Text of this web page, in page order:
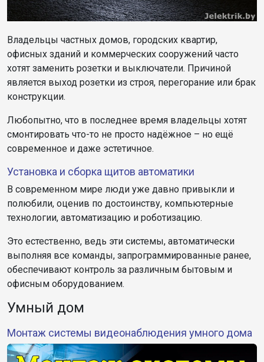
Владельцы частных домов, городских квартир,
офисных зданий и коммерческих сооружений часто
хотят заменить розетки и выключатели. Причиной
является выход розетки из строя, перегорание или брак
конструкции.
Любопытно, что в последнее время владельцы хотят
смонтировать что-то не просто надёжное – но ещё
современное и даже эстетичное.
Установка и сборка щитов автоматики
В современном мире люди уже давно привыкли и
полюбили, оценив по достоинству, компьютерные
технологии, автоматизацию и роботизацию.
Это естественно, ведь эти системы, автоматически
выполняя все команды, запрограммированные ранее,
обеспечивают контроль за различным бытовым и
офисным оборудованием.
Умный дом
Монтаж системы видеонаблюдения умного дома